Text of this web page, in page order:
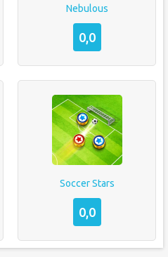
Nebulous
0,0
Soccer Stars
0,0